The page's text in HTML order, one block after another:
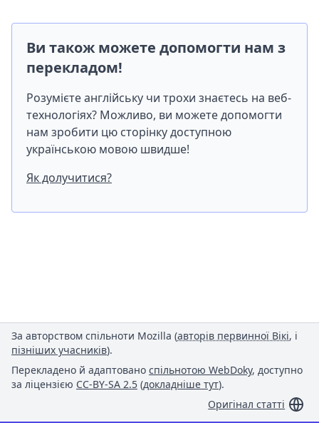
Ви також можете допомогти нам з
перекладом!
Розумієте англійську чи трохи знаєтесь на веб-
технологіях? Можливо, ви можете допомогти
нам зробити цю сторінку доступною
українською мовою швидше!
Як долучитися?
За авторством спільноти Mozilla (авторів первинної Вікі, і
пізніших учасників).
Перекладено й адаптовано спільнотою WebDoky, доступно
за ліцензією CC-BY-SA 2.5 (докладніше тут).
Оригінал статті